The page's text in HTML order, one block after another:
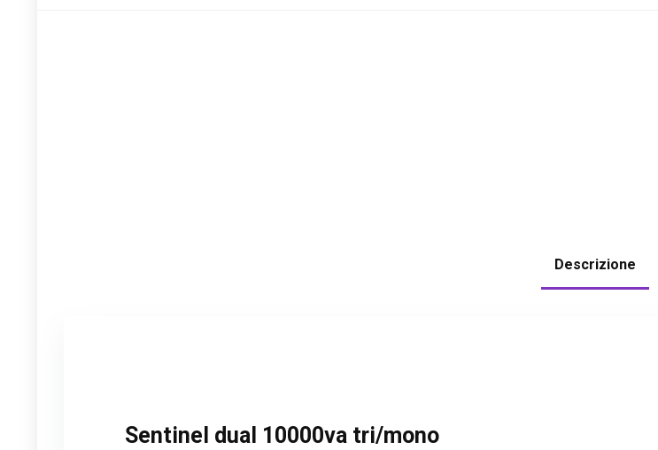
Descrizione
Sentinel dual 10000va tri/mono